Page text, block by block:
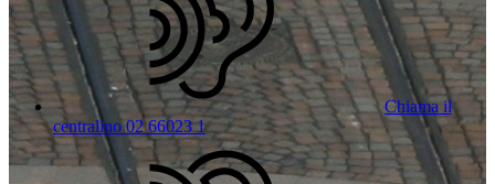
Chiama il
centralino 02 66023 1